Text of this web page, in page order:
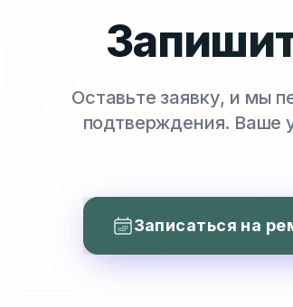
Оставьте заявку, и мы
подтверждения. Ваше
Записаться на